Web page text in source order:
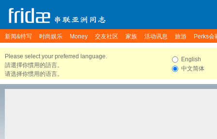
新闻&特写 时尚娱乐 Money 交友社区 家族 活动讯息 旅游 Perks会
Please select your preferred language.
請選擇你慣用的語言。
请选择你惯用的语言。
English
中文简体